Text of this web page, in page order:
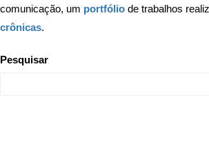
comunicação, um portfólio de trabalhos
crônicas.
Pesquisar